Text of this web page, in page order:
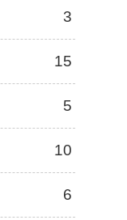
3
15
5
10
6